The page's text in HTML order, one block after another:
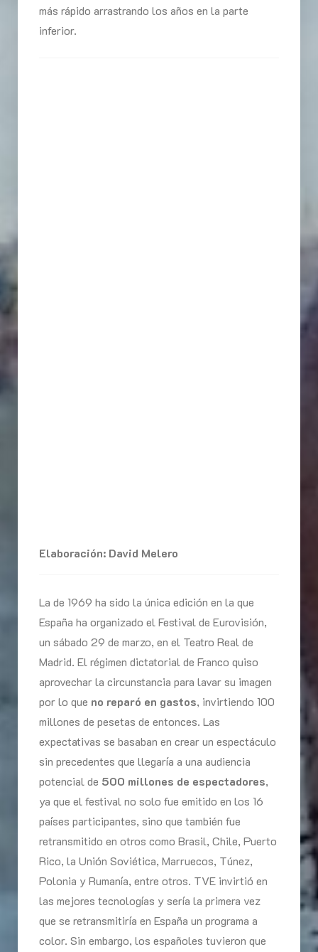
más rápido arrastrando los años en la parte
inferior.
Elaboración: David Melero
La de 1969 ha sido la única edición en la que
España ha organizado el Festival de Eurovisión,
un sábado 29 de marzo, en el Teatro Real de
Madrid. El régimen dictatorial de Franco quiso
aprovechar la circunstancia para lavar su imagen
por lo que no reparó en gastos, invirtiendo 100
millones de pesetas de entonces. Las
expectativas se basaban en crear un espectáculo
sin precedentes que llegaría a una audiencia
potencial de 500 millones de espectadores,
ya que el festival no solo fue emitido en los 16
países participantes, sino que también fue
retransmitido en otros como Brasil, Chile, Puerto
Rico, la Unión Soviética, Marruecos, Túnez,
Polonia y Rumanía, entre otros. TVE invirtió en
las mejores tecnologías y sería la primera vez
que se retransmitiría en España un programa a
color. Sin embargo, los españoles tuvieron que